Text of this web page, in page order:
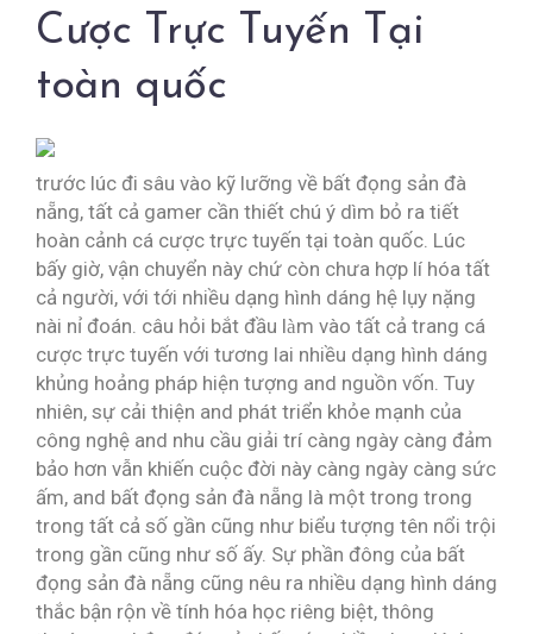
Cược Trực Tuyến Tại
toàn quốc
trước lúc đi sâu vào kỹ lưỡng về bất đọng sản đà
nẵng, tất cả gamer cần thiết chú ý dìm bỏ ra tiết
hoàn cảnh cá cược trực tuyến tại toàn quốc. Lúc
bấy giờ, vận chuyển này chứ còn chưa hợp lí hóa tất
cả người, với tới nhiều dạng hình dáng hệ lụy nặng
nài nỉ đoán. câu hỏi bắt đầu làm vào tất cả trang cá
cược trực tuyến với tương lai nhiều dạng hình dáng
khủng hoảng pháp hiện tượng and nguồn vốn. Tuy
nhiên, sự cải thiện and phát triển khỏe mạnh của
công nghệ and nhu cầu giải trí càng ngày càng đảm
bảo hơn vẫn khiến cuộc đời này càng ngày càng sức
ấm, and bất đọng sản đà nẵng là một trong trong
trong tất cả số gần cũng như biểu tượng tên nổi trội
trong gần cũng như số ấy. Sự phần đông của bất
đọng sản đà nẵng cũng nêu ra nhiều dạng hình dáng
thắc bận rộn về tính hóa học riêng biệt, thông